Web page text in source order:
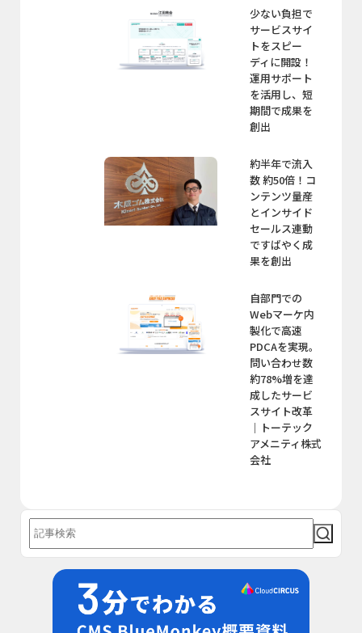
少ない負担で
サービスサイ
トをスピー
ディに開設！
運用サポート
を活用し、短
期間で成果を
創出
約半年で流入
数 約50倍！コ
ンテンツ量産
とインサイド
セールス連動
ですばやく成
果を創出
自部門での
Webマーケ内
製化で高速
PDCAを実現。
問い合わせ数
約78%増を達
成したサービ
スサイト改革
｜トーテック
アメニティ株式
会社